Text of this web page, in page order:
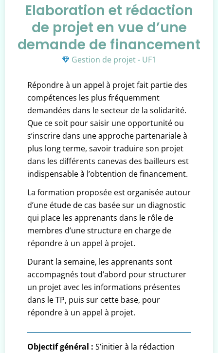
Elaboration et rédaction
de projet en vue d’une
demande de financement
Gestion de projet - UF1
Répondre à un appel à projet fait partie des
compétences les plus fréquemment
demandées dans le secteur de la solidarité.
Que ce soit pour saisir une opportunité ou
s’inscrire dans une approche partenariale à
plus long terme, savoir traduire son projet
dans les différents canevas des bailleurs est
indispensable à l’obtention de financement.
La formation proposée est organisée autour
d’une étude de cas basée sur un diagnostic
qui place les apprenants dans le rôle de
membres d’une structure en charge de
répondre à un appel à projet.
Durant la semaine, les apprenants sont
accompagnés tout d’abord pour structurer
un projet avec les informations présentes
dans le TP, puis sur cette base, pour
répondre à un appel à projet.
Objectif général : S’initier à la rédaction